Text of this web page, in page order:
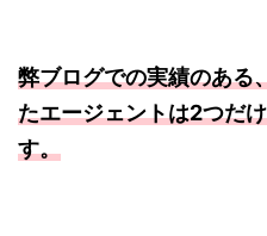
弊ブログでの実績のある
たエージェントは2つだ
す。